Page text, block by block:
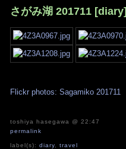
さがみ湖 201711 [diary]
Flickr photos: Sagamiko 201711
toshiya hasegawa @ 22:47
permalink
label(s):diary ,travel